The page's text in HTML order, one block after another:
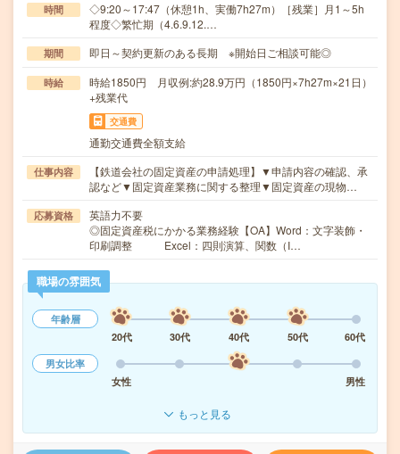
時間
◇9:20～17:47（休憩1h、実働7h27m）［残業］月1～5h
程度◇繁忙期（4.6.9.12.…
期間 即日～契約更新のある長期 ※開始日ご相談可能◎
時給
時給1850円 月収例:約28.9万円（1850円×7h27m×21日）
+残業代
交通費
通勤交通費全額支給
仕事内容
【鉄道会社の固定資産の申請処理】▼申請内容の確認、承
認など▼固定資産業務に関する整理▼固定資産の現物…
応募資格
英語力不要
◎固定資産税にかかる業務経験【OA】Word：文字装飾・
印刷調整 Excel：四則演算、関数（I…
職場の雰囲気
年齢層
20代
30代 40代 50代
60代
男女比率
女性
男性
もっと見る